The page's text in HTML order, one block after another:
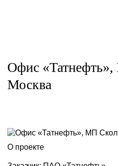
Офис
Москва
О проекте